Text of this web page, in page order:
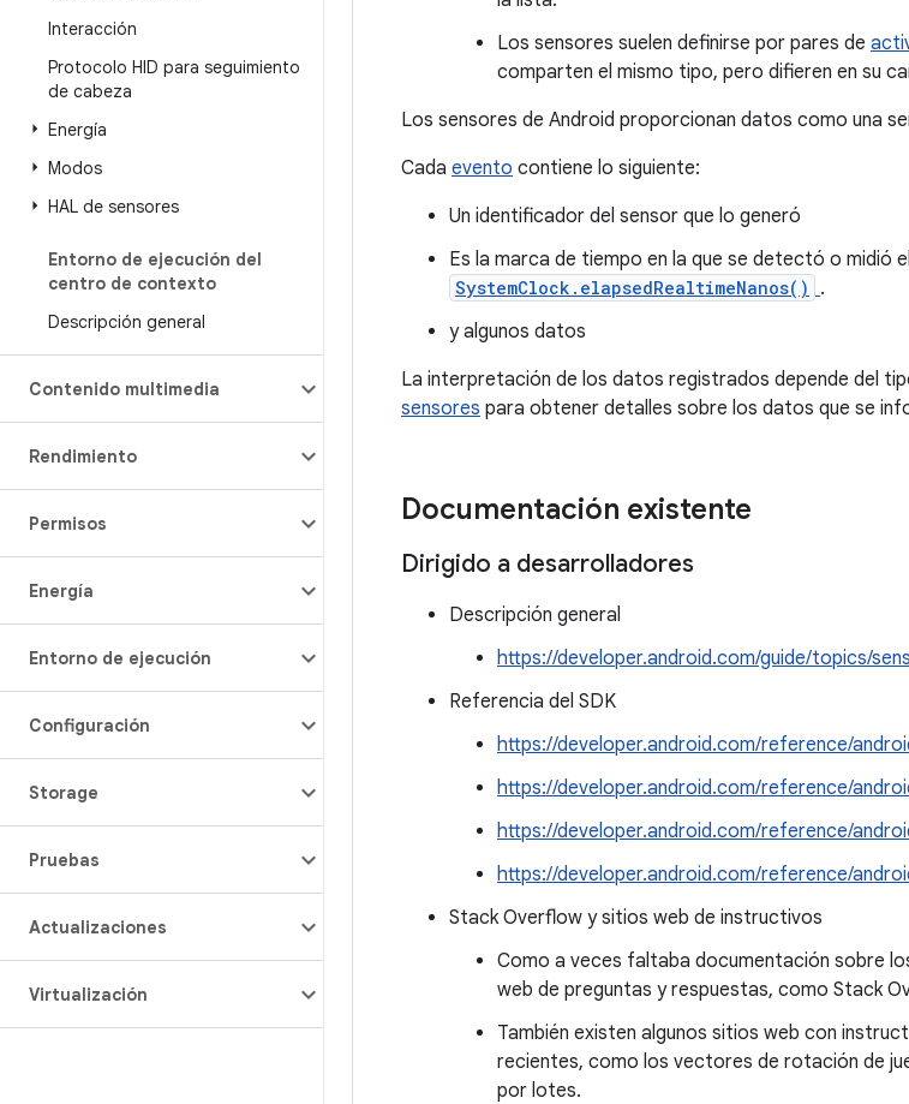
Interacción
Protocolo HID para seguimiento
de cabeza
Energía
Modos
HAL de sensores
Entorno de ejecución del
centro de contexto
Descripción general
Contenido multimedia
Rendimiento
Permisos
Energía
Entorno de ejecución
Configuración
Storage
Pruebas
Actualizaciones
Virtualización
Los sensores suelen definirse por pares de
comparten el mismo tipo, pero difieren en su
Los sensores de Android proporcionan datos como una
Cada evento contiene lo siguiente:
Un identificador del sensor que lo generó
Es la marca de tiempo en la que se detectó o midió
SystemClock.elapsedRealtimeNanos()
.
y algunos datos
La interpretación de los datos registrados depende del
sensores para obtener detalles sobre los datos que se
Documentación existente
Dirigido a desarrolladores
Descripción general
https://developer.android.com/guide/topics/
Referencia del SDK
https://developer.android.com/reference/
https://developer.android.com/reference/
https://developer.android.com/reference/
https://developer.android.com/reference/
Stack Overflow y sitios web de instructivos
Como a veces faltaba documentación sobre
web de preguntas y respuestas, como Stack
También existen algunos sitios web con
recientes, como los vectores de rotación de
por lotes.